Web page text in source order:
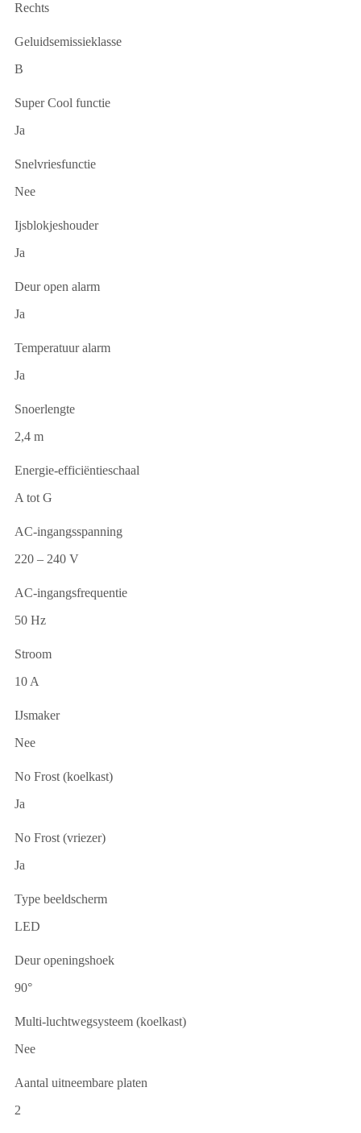
Rechts
Geluidsemissieklasse
B
Super Cool functie
Ja
Snelvriesfunctie
Nee
Ijsblokjeshouder
Ja
Deur open alarm
Ja
Temperatuur alarm
Ja
Snoerlengte
2,4 m
Energie-efficiëntieschaal
A tot G
AC-ingangsspanning
220 – 240 V
AC-ingangsfrequentie
50 Hz
Stroom
10 A
IJsmaker
Nee
No Frost (koelkast)
Ja
No Frost (vriezer)
Ja
Type beeldscherm
LED
Deur openingshoek
90°
Multi-luchtwegsysteem (koelkast)
Nee
Aantal uitneembare platen
2